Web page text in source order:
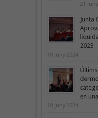
21
Junta
2023
18 juny 2024
en
18 juny 2024